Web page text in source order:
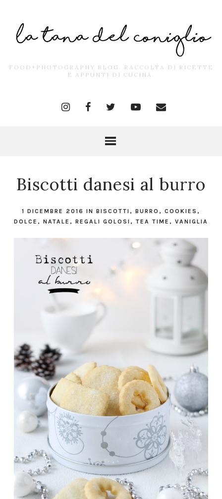
FOOD+PHOTOGRAPHY BLOG. RACCOLTA DI RICETTE
E APPUNTI DI CUCINA.
Biscotti danesi al burro
1 DICEMBRE 2016 IN BISCOTTI , BURRO , COOKIES ,
DOLCE , NATALE , REGALI GOLOSI , TEA TIME , VANIGLIA